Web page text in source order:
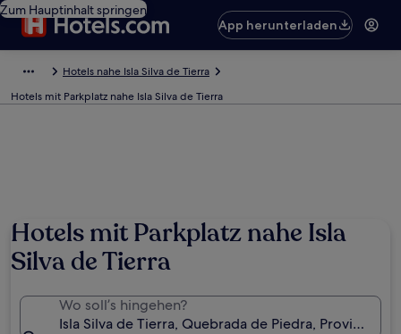
Zum Hauptinhalt springen
App herunterladen
Hotels nahe Isla Silva de Tierra
Hotels mit Parkplatz nahe Isla Silva de Tierra
Hotels mit Parkplatz nahe Isla
Silva de Tierra
Wo soll’s hingehen?
Isla Silva de Tierra, Quebrada de Piedra, Provinz